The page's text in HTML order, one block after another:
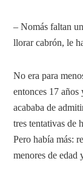
– Nomás faltan
llorar cabrón, le
No era para
entonces 17
acababa de
tres tentativas de
Pero había más:
menores de edad